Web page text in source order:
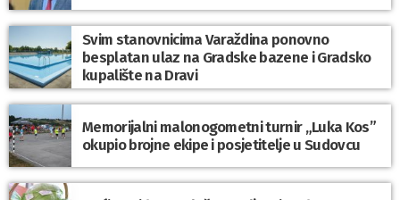
Svim stanovnicima Varaždina ponovno
besplatan ulaz na Gradske bazene i Gradsko
kupalište na Dravi
Memorijalni malonogometni turnir „Luka Kos”
okupio brojne ekipe i posjetitelje u Sudovcu